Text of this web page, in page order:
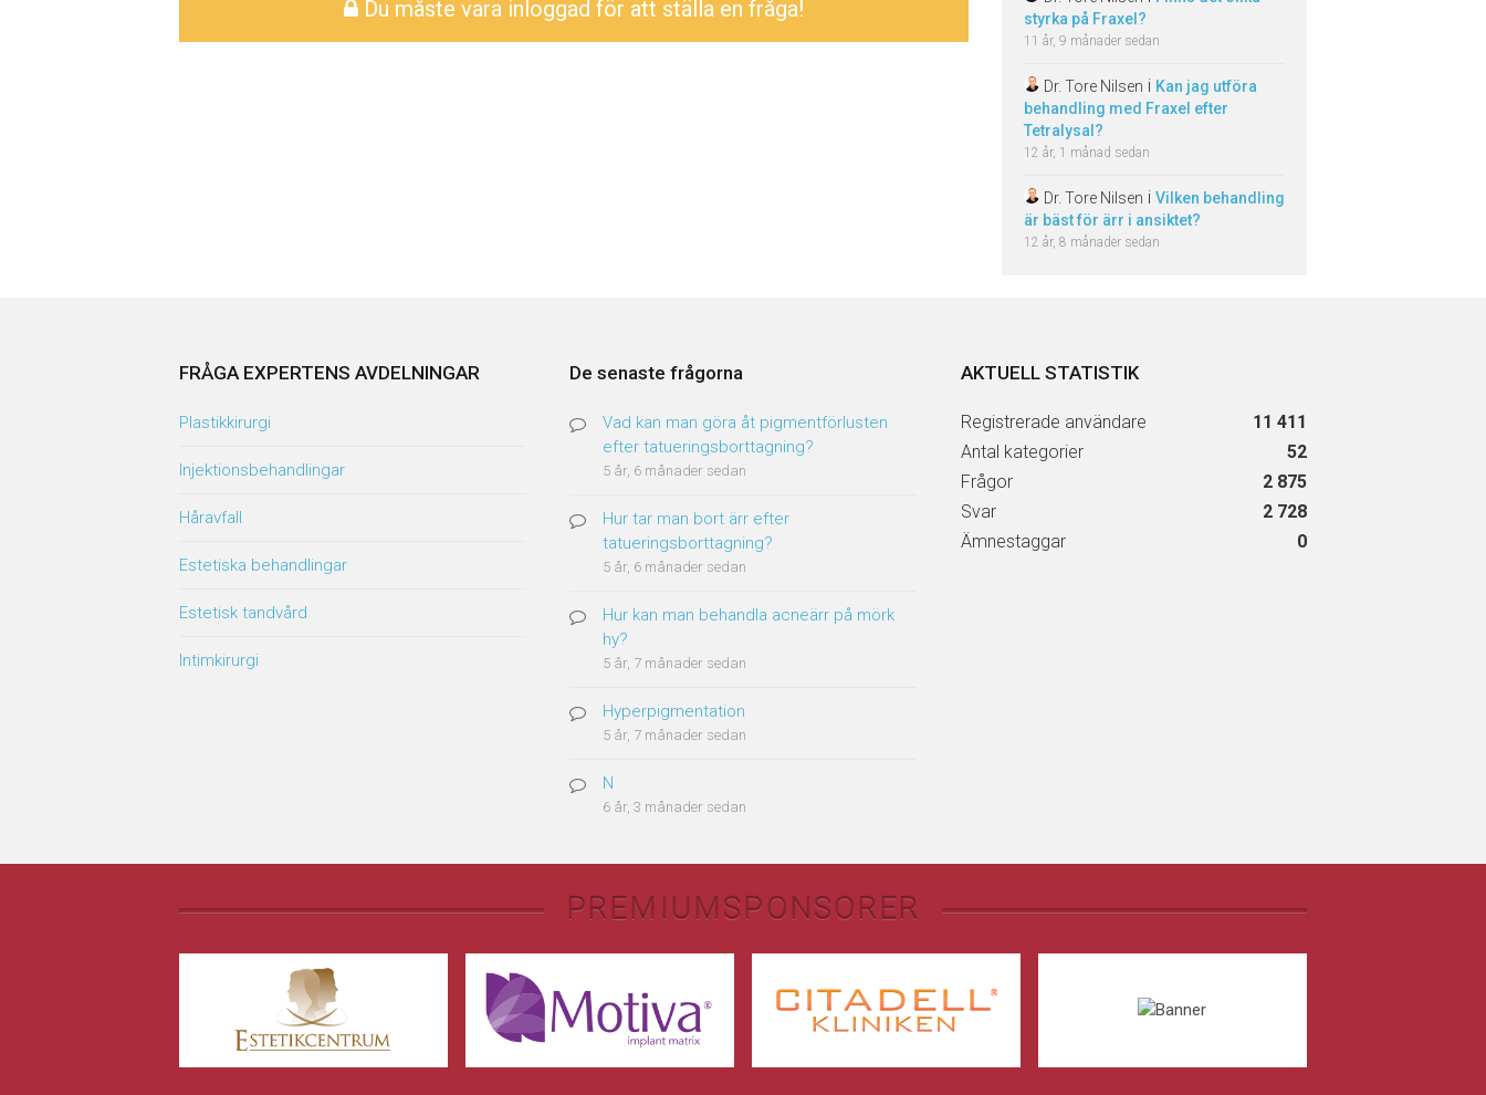
Du måste vara inloggad för att ställa en fråga!
styrka på Fraxel?
11 år, 9 månader sedan
Dr. Tore Nilsen i Kan jag utföra
behandling med Fraxel efter
Tetralysal?
12 år, 1 månad sedan
Dr. Tore Nilsen i Vilken behandling
är bäst för ärr i ansiktet?
12 år, 8 månader sedan
FRÅGA EXPERTENS AVDELNINGAR
Plastikkirurgi
Injektionsbehandlingar
Håravfall
Estetiska behandlingar
Estetisk tandvård
Intimkirurgi
De senaste frågorna
Vad kan man göra åt pigmentförlusten
efter tatueringsborttagning?
5 år, 6 månader sedan
Hur tar man bort ärr efter
tatueringsborttagning?
5 år, 6 månader sedan
Hur kan man behandla acneärr på mörk
hy?
5 år, 7 månader sedan
Hyperpigmentation
5 år, 7 månader sedan
N
6 år, 3 månader sedan
AKTUELL STATISTIK
Registrerade användare
11 411
Antal kategorier
52
Frågor
2 875
Svar
2 728
Ämnestaggar
0
PREMIUMSPONSORER